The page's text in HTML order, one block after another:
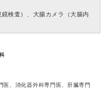
検査）、大腸カメラ（大腸内
医、消化器外科専門医、肝臓専門